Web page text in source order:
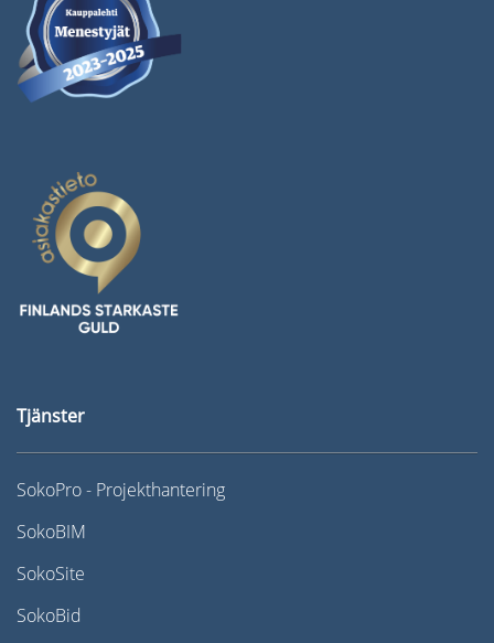
Tjänster
SokoPro - Projekthantering
SokoBIM
SokoSite
SokoBid